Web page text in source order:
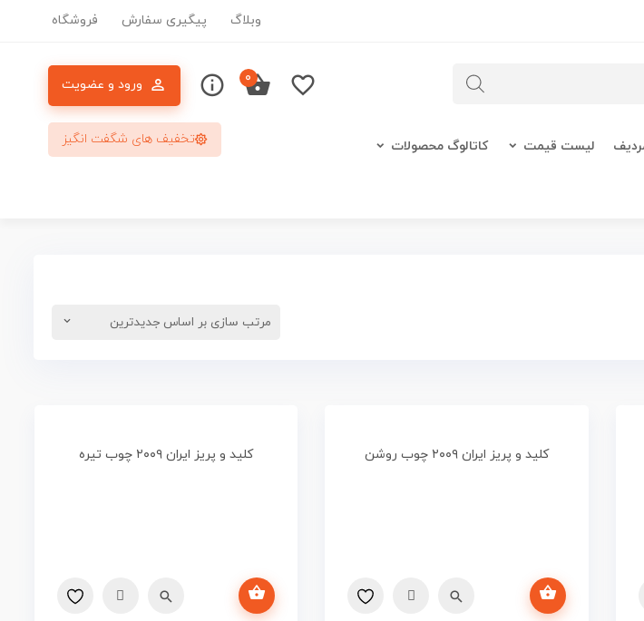
وبلاگ پیگیری سفارش فروشگاه
ورود و عضویت ۰
لیست قیمت کاتالوگ محصولات تخفیف های شگفت انگیز
کلید و پریز ایران ۲۰۰۹ چوب روشن
بیشتر
کلید و پریز ایران ۲۰۰۹ چوب تیره
اطلاعات بیشتر